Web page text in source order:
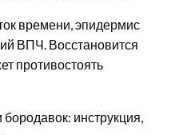
времени, эпидермис
ВПЧ. Восстановится
противостоять